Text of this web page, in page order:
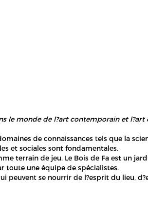
le monde de l?art contemporain et
de connaissances tels que la
et sociales sont fondamentales.
terrain de jeu. Le Bois de Fa est un
toute une équipe de spécialistes.
se nourrir de l?esprit du lieu,